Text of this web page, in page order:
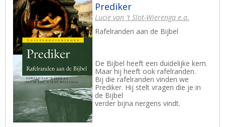
Prediker
Lucie van 't Slot-Wierenga e.a.
Rafelranden aan de Bijbel
De Bijbel heeft een duidelijke kern.
Maar hij heeft ook rafelranden.
Bij die rafelranden vinden we
Prediker. Hij stelt vragen die je in
de Bijbel
verder bijna nergens vindt.